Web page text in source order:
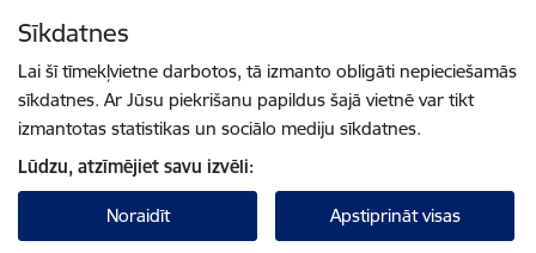
Sīkdatnes
Lai šī tīmekļvietne darbotos, tā izmanto obligāti nepieciešamās
sīkdatnes. Ar Jūsu piekrišanu papildus šajā vietnē var tikt
izmantotas statistikas un sociālo mediju sīkdatnes.
Lūdzu, atzīmējiet savu izvēli:
Noraidīt Apstiprināt visas